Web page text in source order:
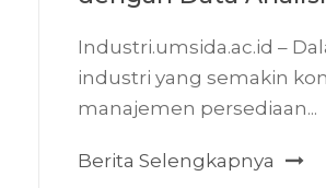
Industri.umsida.ac.id –
industri yang semakin
manajemen persediaan...
Berita Selengkapnya